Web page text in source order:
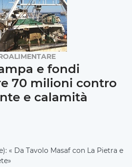
e fondi
70 milioni contro
e calamità
« Da Tavolo Masaf con La Pietra e